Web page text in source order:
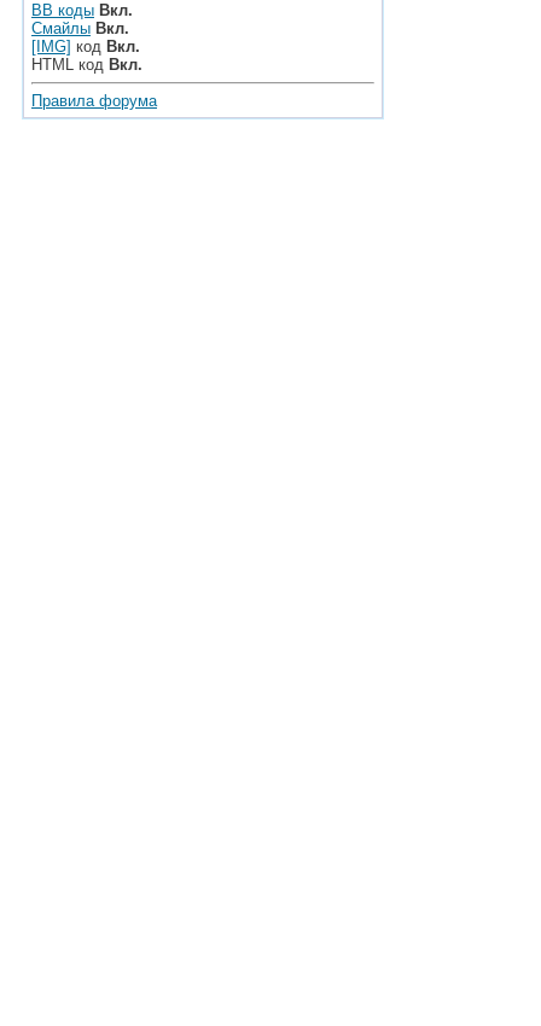
BB коды Вкл.
Смайлы Вкл.
[IMG] код Вкл.
HTML код Вкл.
Правила форума